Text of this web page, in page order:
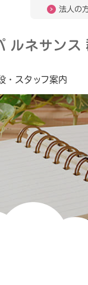
法人の
ルネサンス
・ スタッフ案内